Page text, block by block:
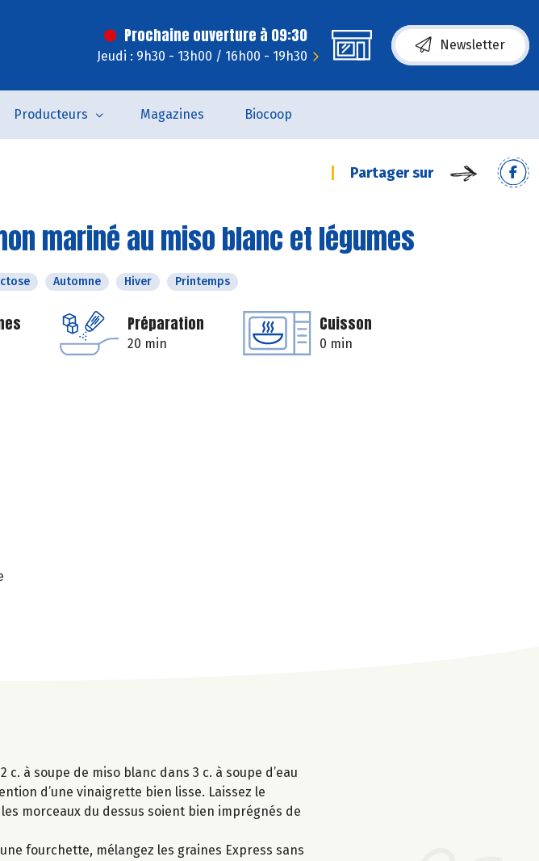
Prochaine ouverture à 09:30
Jeudi : 9h30 - 13h00 / 16h00 - 19h30
Newsletter
Producteurs Magazines Biocoop
Partager sur
mariné au miso blanc et légumes
Automne Hiver Printemps
Préparation
20 min
Cuisson
0 min
à soupe de miso blanc dans 3 c. à soupe d’eau
d’une vinaigrette bien lisse. Laissez le
morceaux du dessus soient bien imprégnés de
fourchette, mélangez les graines Express sans